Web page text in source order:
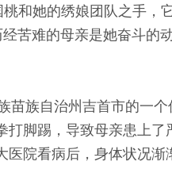
和她的绣娘团队之手，
难的母亲是她奋斗的
族自治州吉首市的一个
脚踢，导致母亲患上
院看病后，身体状况渐